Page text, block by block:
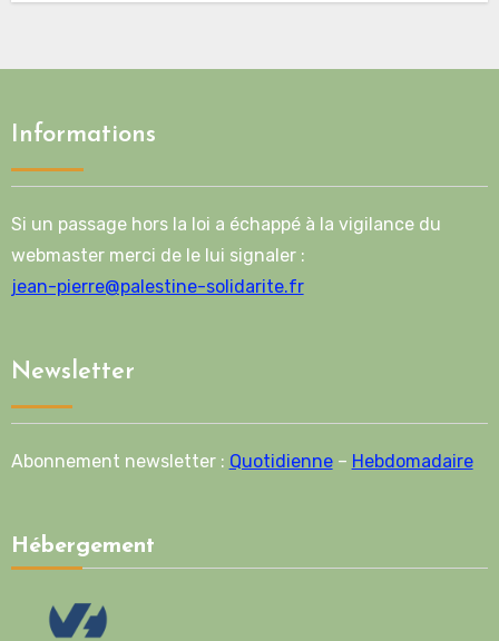
Informations
Si un passage hors la loi a échappé à la vigilance du
webmaster merci de le lui signaler :
jean-pierre@palestine-solidarite.fr
Newsletter
Abonnement newsletter : Quotidienne– Hebdomadaire
Hébergement